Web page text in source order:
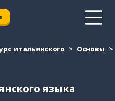
итальянского Основы
языка